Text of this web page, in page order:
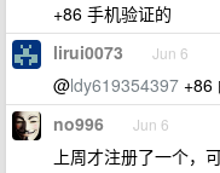
+86 手机验证的
lirui0073 Jun 6
@ldy619354397 +86
no996 Jun 6
上周才注册了一个，